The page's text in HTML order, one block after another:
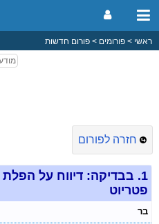
ראשי פורומים פורום חדשות
חזרה לפורום
1. בבדיקה: דיווח על
פטריוט
בר